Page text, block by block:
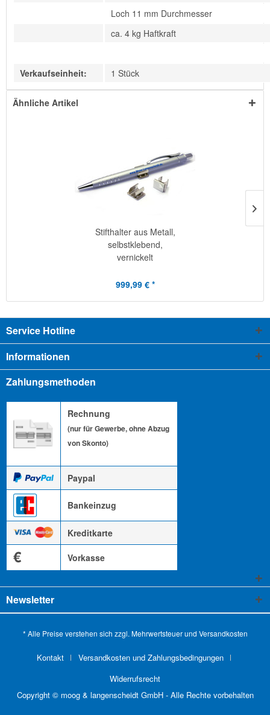
Loch 11 mm Durchmesser
ca. 4 kg Haftkraft
Verkaufseinheit: 1 Stück
Ähnliche Artikel
Stifthalter aus Metall,
selbstklebend,
vernickelt
999,99 € *
Service Hotline
Informationen
Zahlungsmethoden
Rechnung
(nur für Gewerbe, ohne Abzug
von Skonto)
Paypal
Bankeinzug
Kreditkarte
€ Vorkasse
Newsletter
* Alle Preise verstehen sich zzgl. Mehrwertsteuer und Versandkosten
Kontakt
Versandkosten und Zahlungsbedingungen
Widerrufsrecht
Copyright © moog & langenscheidt GmbH - Alle Rechte vorbehalten